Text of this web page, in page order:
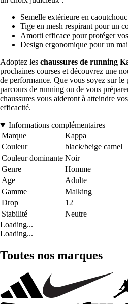
Semelle extérieure en
Tige en mesh respirant pour un
Amorti efficace pour protéger
Design ergonomique pour un
Adoptez les chaussures de running
prochaines courses et découvrez une
de performance. Que vous soyez sur
parcours de running ou de vous
chaussures vous aideront à atteindre
efficacité.
Informations complémentaires
Marque
Kappa
Couleur
black/beige camel
Couleur dominante Noir
Genre
Homme
Age
Adulte
Gamme
Malking
Drop
12
Stabilité
Neutre
Loading...
Loading...
Toutes nos marques